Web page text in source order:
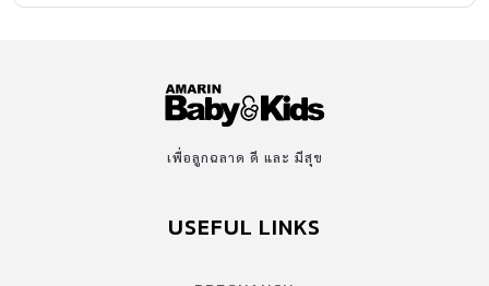
บีบนวด เช็ดเนื้อตัวและป้อนข้าวป้อนน้ำให้กับมารดา ก่อนที่จะโบกรถ
กลับไปเรียนหนังสือต่อในช่วงบ่ายที่โรงเรียน โดยคุณครูเจ้าของ
โครงการระบบดูแลช่วยเหลือเด็กนักเรียนได้สังเกตเห็นน้องน้ำเย็น
วอนให้หน่วยงานที่เกี่ยวข้องเร่งเข้ามาช่วยเหลือครอบครัวของเด็กหญิง
เพื่อลูกฉลาด ดี และ มีสุข
USEFUL LINKS